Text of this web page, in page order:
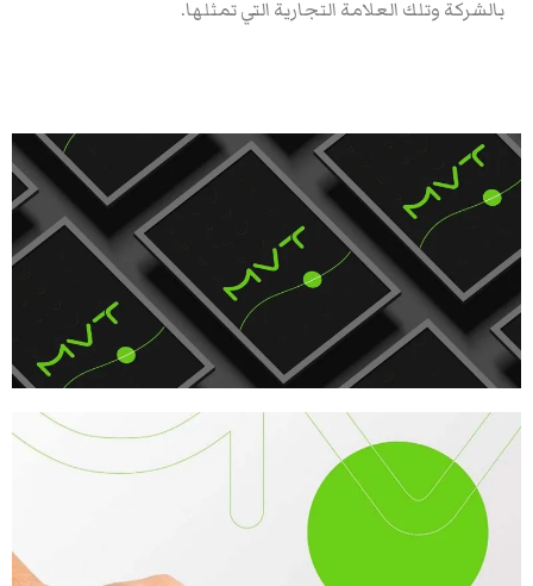
بالشركة وتلك العلامة التجارية التي تمثلها.